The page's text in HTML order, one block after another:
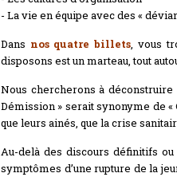
- La vie en équipe avec des «
Dans nos quatre billets, vous
disposons est un marteau, tout
Nous chercherons à déconstruire
Démission » serait synonyme de
que leurs ainés, que la crise
Au-delà des discours définitifs
symptômes d’une rupture de la